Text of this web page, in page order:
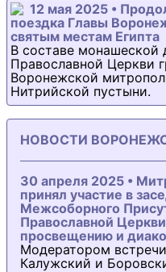
12 мая 2025 •
поездка Главы
святым местам Египта
В составе монашеской
Православной Церкви
Воронежской
Нитрийской пустыни.
НОВОСТИ
30 апреля 2025 •
принял участие в
Межсоборного
Православной
просвещению и
Модератором
Калужский и